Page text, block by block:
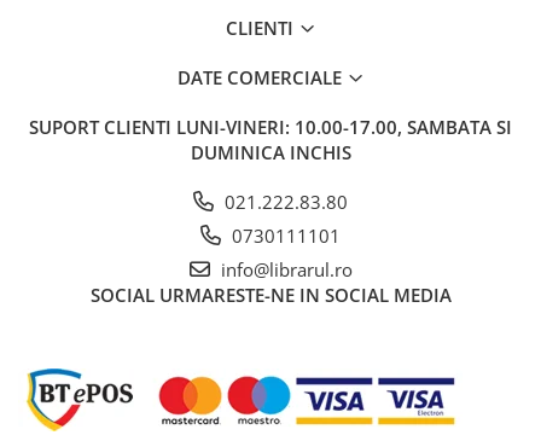
Science Fiction
Filosofie, Stiinte
Arte si tehnici culinare
Bauturi si cocktailuri
CLIENTI
DATE COMERCIALE
SUPORT CLIENTI LUNI-VINERI: 10.00-17.00, SAMBATA SI
DUMINICA INCHIS
021.222.83.80
0730111101
info@librarul.ro
SOCIAL URMARESTE-NE IN SOCIAL MEDIA